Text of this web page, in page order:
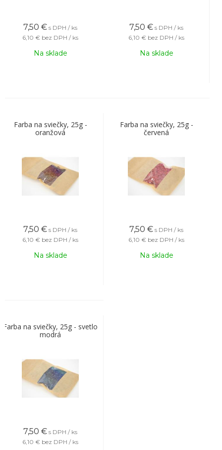
7,50 € s DPH / ks
6,10 € bez DPH / ks
Na sklade
7,50 € s DPH / ks
6,10 € bez DPH / ks
Na sklade
Farba na sviečky, 25g -
oranžová
7,50 € s DPH / ks
6,10 € bez DPH / ks
Na sklade
Farba na sviečky, 25g -
červená
7,50 € s DPH / ks
6,10 € bez DPH / ks
Na sklade
Farba na sviečky, 25g - svetlo
modrá
7,50 € s DPH / ks
6,10 € bez DPH / ks